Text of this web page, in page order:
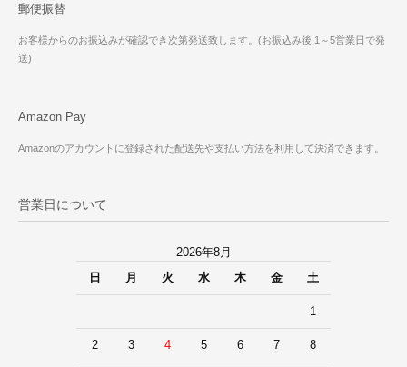
郵便振替
お客様からのお振込みが確認でき次第発送致します。(お振込み後 1～5営業日で発
送)
Amazon Pay
Amazonのアカウントに登録された配送先や支払い方法を利用して決済できます。
営業日について
2026年8月
日
月 火 水 木 金 土
1
2 3 4 5 6 7 8